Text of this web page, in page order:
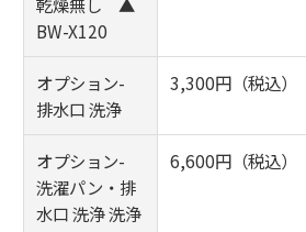
BW-X120
オプション-
排水口 洗浄
3,300円（税込）
オプション-
洗濯パン・排
水口 洗浄 洗浄
6,600円（税込）